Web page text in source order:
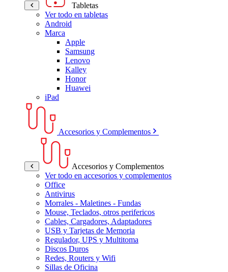
Tabletas
Ver todo en tabletas
Android
Marca
Apple
Samsung
Lenovo
Kalley
Honor
Huawei
iPad
Accesorios y Complementos
Accesorios y Complementos
Ver todo en accesorios y complementos
Office
Antivirus
Morrales - Maletines - Fundas
Mouse, Teclados, otros perifericos
Cables, Cargadores, Adaptadores
USB y Tarjetas de Memoria
Regulador, UPS y Multitoma
Discos Duros
Redes, Routers y Wifi
Sillas de Oficina